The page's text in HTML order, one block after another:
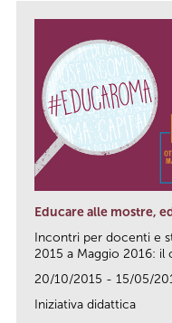
Educare alle mostre,
Incontri per docenti e
2015 a Maggio 2016: il
20/10/2015 - 15/05/
Iniziativa didattica